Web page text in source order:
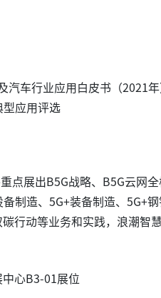
车行业应用白皮书（2021年
应用评选
展出B5G战略、B5G云网
制造、5G+装备制造、5G+
行动等业务和实践，浪潮智
心B3-01展位